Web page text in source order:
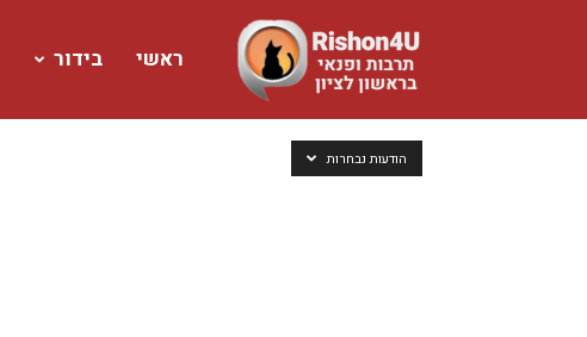
www.rishon4u.co.il
ראשי בידור
הודעות נבחרות